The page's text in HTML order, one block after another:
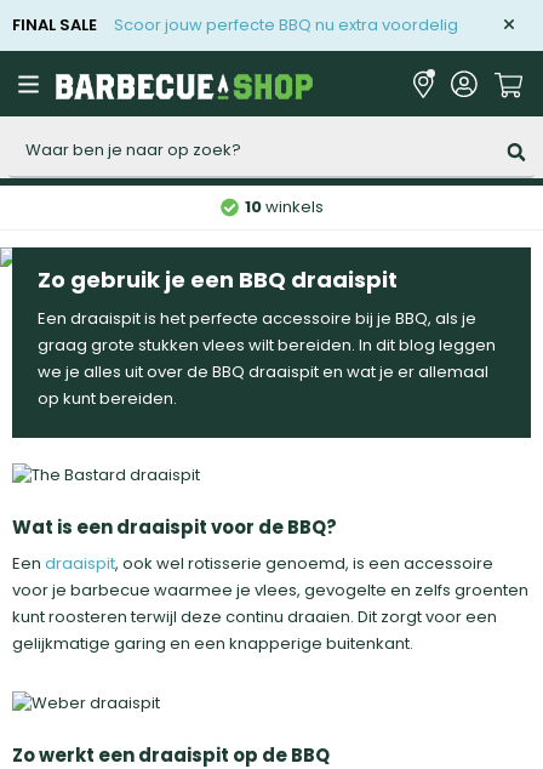
FINAL SALE Scoor jouw perfecte BBQ nu extra voordelig
10winkels
Zo gebruik je een BBQ draaispit
Een draaispit is het perfecte accessoire bij je BBQ, als je
graag grote stukken vlees wilt bereiden. In dit blog leggen
we je alles uit over de BBQ draaispit en wat je er allemaal
op kunt bereiden.
Wat is een draaispit voor de BBQ?
Een draaispit, ook wel rotisserie genoemd, is een accessoire
voor je barbecue waarmee je vlees, gevogelte en zelfs groenten
kunt roosteren terwijl deze continu draaien. Dit zorgt voor een
gelijkmatige garing en een knapperige buitenkant.
Zo werkt een draaispit op de BBQ